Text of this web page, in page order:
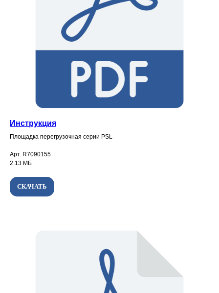
Инструкция
Площадка перегрузочная серии PSL
Арт. R7090155
2.13 МБ
СКАЧАТЬ